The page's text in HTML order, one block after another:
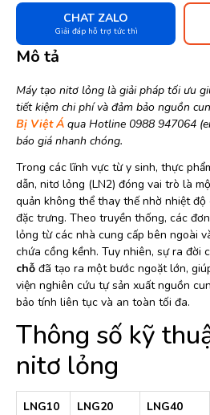
CHAT ZALO
Giải đáp hỗ trợ tức thì
Mô tả
Máy tạo nitơ lỏng là giải pháp tối ưu
tiết kiệm chi phí và đảm bảo nguồn
Bị Việt Á qua Hotline 0988 947064
báo giá nhanh chóng.
Trong các lĩnh vực từ y sinh, thực
dẫn, nitơ lỏng (LN2) đóng vai trò là
quản không thể thay thế nhờ nhiệt
đặc trưng. Theo truyền thống, các
lỏng từ các nhà cung cấp bên ngoài
chứa cồng kềnh. Tuy nhiên, sự ra đời
chỗ đã tạo ra một bước ngoặt lớn,
viện nghiên cứu tự sản xuất nguồn
bảo tính liên tục và an toàn tối đa.
Thông số kỹ
nitơ lỏng
LNG10 LNG20 LNG40